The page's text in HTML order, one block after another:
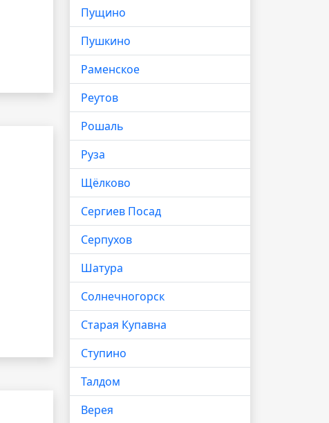
Пущино
Пушкино
Раменское
Реутов
Рошаль
Руза
Щёлково
Сергиев Посад
Серпухов
Шатура
Солнечногорск
Старая Купавна
Ступино
Талдом
Верея